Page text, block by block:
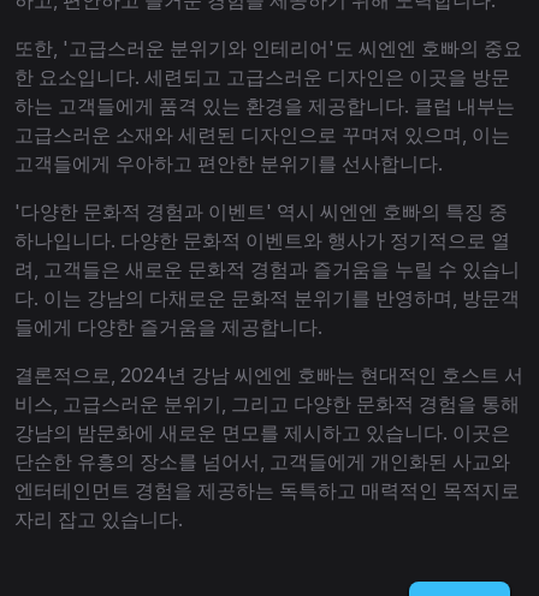
또한, '고급스러운 분위기와 인테리어'도 씨엔엔 호빠의 중요
한 요소입니다. 세련되고 고급스러운 디자인은 이곳을 방문
하는 고객들에게 품격 있는 환경을 제공합니다. 클럽 내부는
고급스러운 소재와 세련된 디자인으로 꾸며져 있으며, 이는
고객들에게 우아하고 편안한 분위기를 선사합니다.
'다양한 문화적 경험과 이벤트' 역시 씨엔엔 호빠의 특징 중
하나입니다. 다양한 문화적 이벤트와 행사가 정기적으로 열
려, 고객들은 새로운 문화적 경험과 즐거움을 누릴 수 있습니
다. 이는 강남의 다채로운 문화적 분위기를 반영하며, 방문객
들에게 다양한 즐거움을 제공합니다.
결론적으로, 2024년 강남 씨엔엔 호빠는 현대적인 호스트 서
비스, 고급스러운 분위기, 그리고 다양한 문화적 경험을 통해
강남의 밤문화에 새로운 면모를 제시하고 있습니다. 이곳은
단순한 유흥의 장소를 넘어서, 고객들에게 개인화된 사교와
엔터테인먼트 경험을 제공하는 독특하고 매력적인 목적지로
자리 잡고 있습니다.